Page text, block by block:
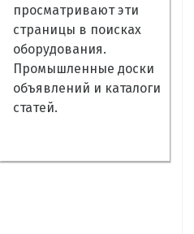
просматривают эти
страницы в поисках
оборудования.
Промышленные доски
объявлений и каталоги
статей.